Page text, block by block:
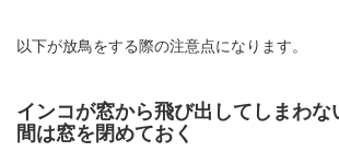
以下が放鳥をする際の注意点になります。
インコが窓から飛び出してしまわ
間は窓を閉めておく